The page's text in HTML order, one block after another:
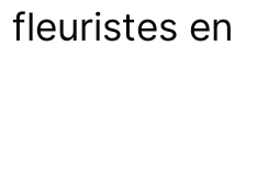
fleuristes en